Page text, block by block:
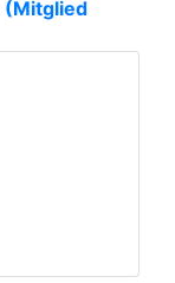
(Mitglied